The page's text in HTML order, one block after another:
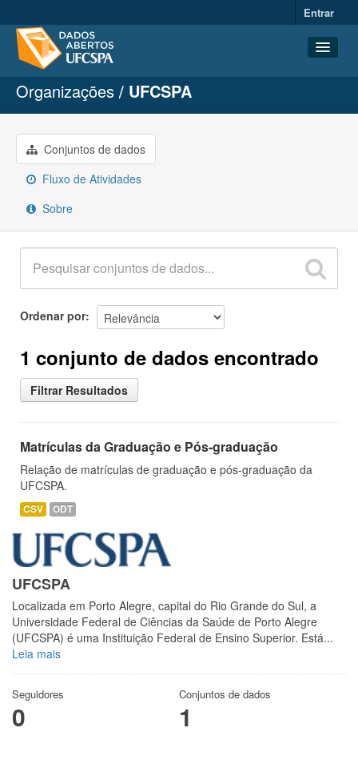
Entrar
Conjuntos de dados
Organizações
Grupos
Sobre
Organizações UFCSPA
Conjuntos de dados
Fluxo de Atividades
Sobre
Ordenar por
1 conjunto de dados encontrado
Filtrar Resultados
Matrículas da Graduação e Pós-graduação
Relação de matrículas de graduação e pós-graduação da
UFCSPA.
CSV ODT
UFCSPA
Localizada em Porto Alegre, capital do Rio Grande do Sul, a
Universidade Federal de Ciências da Saúde de Porto Alegre
(UFCSPA) é uma Instituição Federal de Ensino Superior. Está...
Leia mais
Seguidores
0
Conjuntos de dados
1